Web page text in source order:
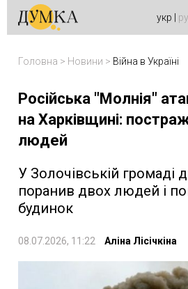
укр
Головна > Новини > Війна в Україні
Російська "Молнія"
на Харківщині:
людей
У Золочівській громаді
поранив двох людей і
будинок
08.07.2026, 11:22 Аліна Лісічкіна